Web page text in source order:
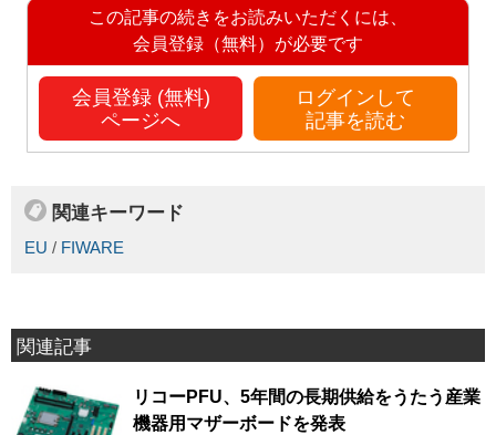
この記事の続きをお読みいただくには、
会員登録（無料）が必要です
会員登録 (無料)
ページへ
ログインして
記事を読む
関連キーワード
EU / FIWARE
関連記事
リコーPFU、5年間の長期供給をうたう産業
機器用マザーボードを発表